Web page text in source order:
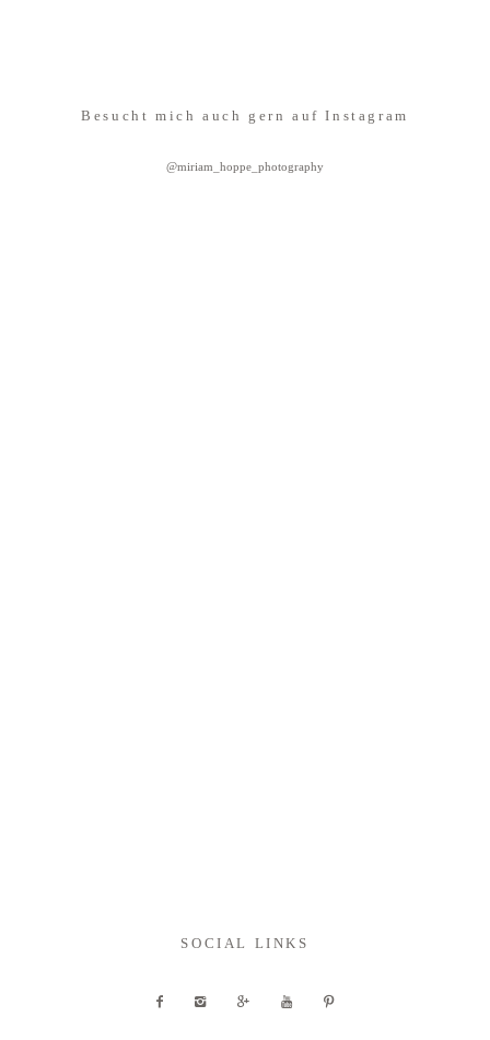
Besucht mich auch gern auf Instagram
@miriam_hoppe_photography
SOCIAL LINKS